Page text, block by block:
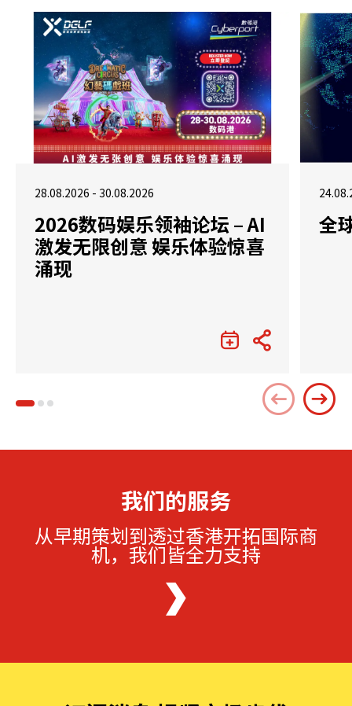
28.08.2026 - 30.08.2026
2026数码娱乐领袖论坛 – AI
激发无限创意 娱乐体验惊喜
涌现
全
我们的服务
从早期策划到透过香港开拓国际商
机，我们皆全力支持